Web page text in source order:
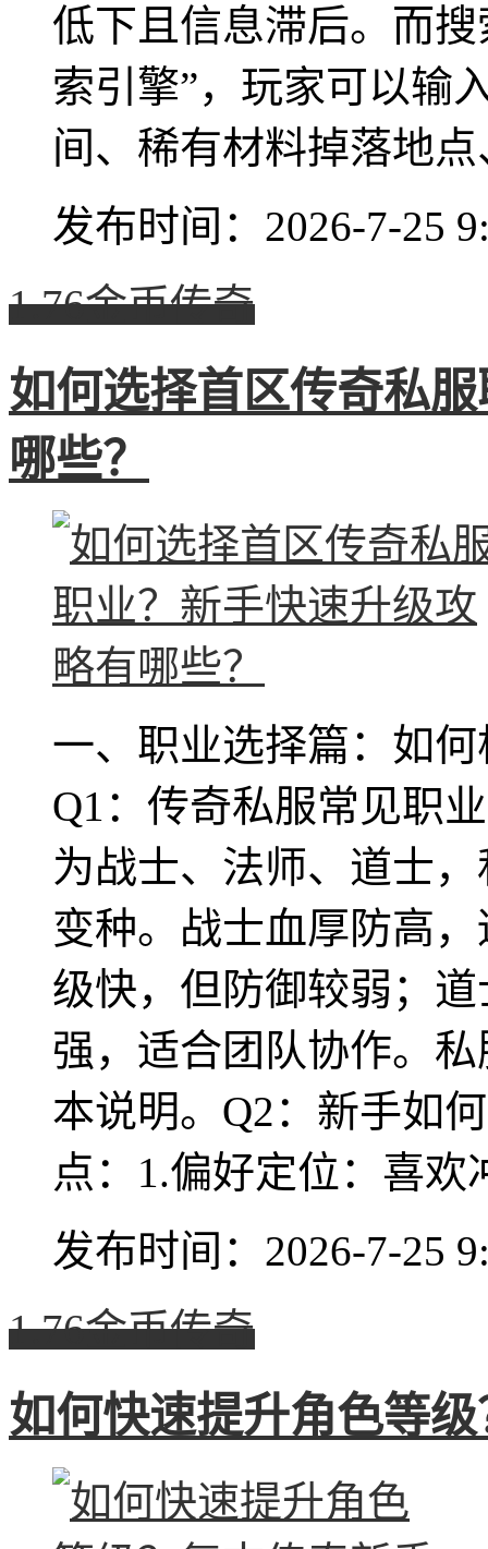
低下且信息滞后。而
索引擎”，玩家可以输
间、稀有材料掉落地
发布时间：2026-7-25
1.76金币传奇
如何选择首区传奇私
哪些？
一、职业选择篇：如
Q1：传奇私服常见职
为战士、法师、道士
变种。战士血厚防高
级快，但防御较弱；
强，适合团队协作。
本说明。Q2：新手如
点：1.偏好定位：喜欢
发布时间：2026-7-25
1.76金币传奇
如何快速提升角色等